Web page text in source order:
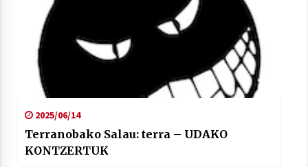
2025/06/14
Terranobako Salau: terra – UDAKO
KONTZERTUK